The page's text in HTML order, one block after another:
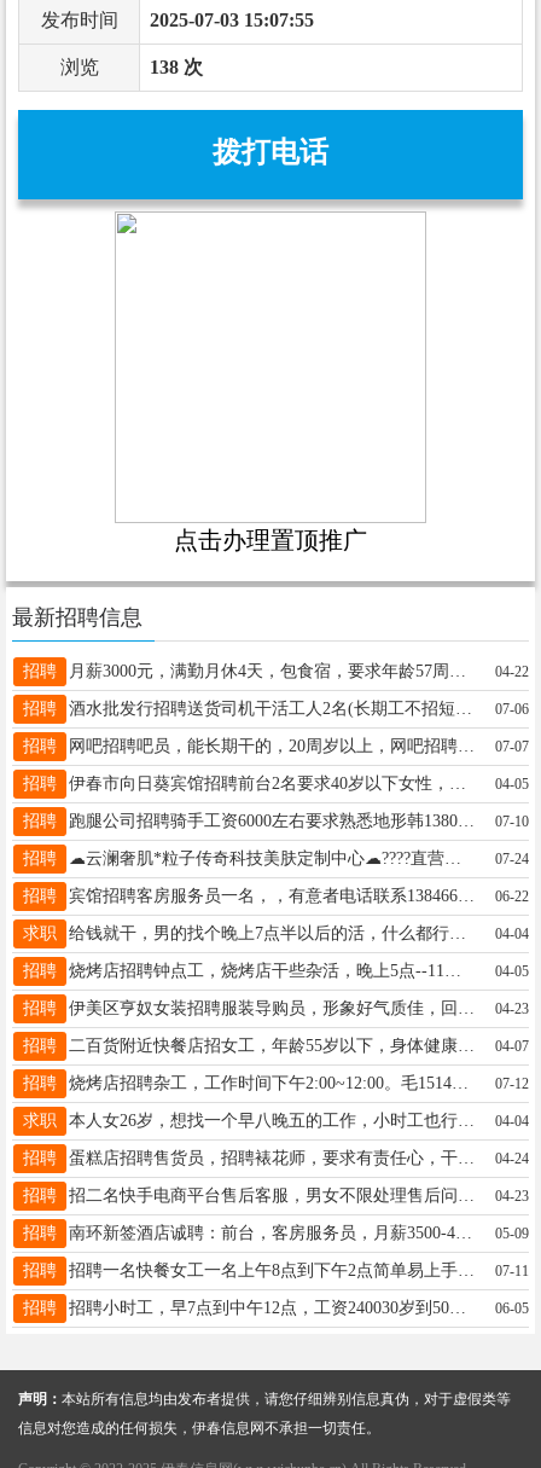
发布时间 2025-07-03 15:07:55
浏览 138 次
拨打电话
点击办理置顶推广
最新招聘信息
招聘 04-22
招聘 07-06
招聘 网吧招聘吧员，能长期干的，20周岁以上，网吧招聘保洁员，晚上五点半-十点，轻松不累，月薪1500。王15604587569 07-07
招聘 04-05
招聘 跑腿公司招聘骑手工资6000左右要求熟悉地形韩13804853586 07-10
招聘 ☁云澜奢肌*粒子传奇科技美肤定制中心☁????直营急聘！美容店长/美容师热招中❗️共赴热爱✨合作共赢????用实力让美丽变现～岗位要求：✅形象气质佳????：亲和力强，举止得体有审美；✅经验扎实????：店长精管理/客维/统筹；美容师熟手法/流程，上手快；✅热爱美业????：爱学新技术新理念，愿深耕长期发展；✅共赢思维????：认理念、能独立、善协作，与门店共成长。我们给你：✨长期进修：定期美业新技术培训，专业持续升级；✨成长平台：用热爱赚钱，靠实力拿回报，才华尽情施展！????爱美、想在美业发光的你，别错过！“用热爱赚钱，靠实力共赢”????让美丽被用心滋养，让努力终有回响～李女士18845819468 07-24
招聘 宾馆招聘客房服务员一名，，有意者电话联系13846678888工资3000-4000张女士13846678888 06-22
求职 给钱就干，男的找个晚上7点半以后的活，什么都行，都能做点，不会也能学。先生15145835001 04-04
招聘 04-05
招聘 04-23
招聘 二百货附近快餐店招女工，年龄55岁以下，身体健康，工作时间早8点一下午2点，工资2000元。吴18704580200 04-07
招聘 烧烤店招聘杂工，工作时间下午2:00~12:00。毛15145838898 07-12
求职 本人女26岁，想找一个早八晚五的工作，小时工也行，卖货饭店勿扰，需要+v18645867692张女士18645867692 04-04
招聘 蛋糕店招聘售货员，招聘裱花师，要求有责任心，干净利落，工资面议王女士13694583000 04-24
招聘 04-23
招聘 南环新签酒店诚聘：前台，客房服务员，月薪3500-4500+，保洁2000,有无经验均可，酒店提供员工福利，员工餐，员工培训张15246929696 05-09
招聘 招聘一名快餐女工一名上午8点到下午2点简单易上手段18945461608 07-11
招聘 招聘小时工，早7点到中午12点，工资240030岁到50岁之间戚先生13846638167 06-05
声明： 本站所有信息均由发布者提供，请您仔细辨别信息真伪，对于虚假类等
信息对您造成的任何损失，伊春信息网不承担一切责任。